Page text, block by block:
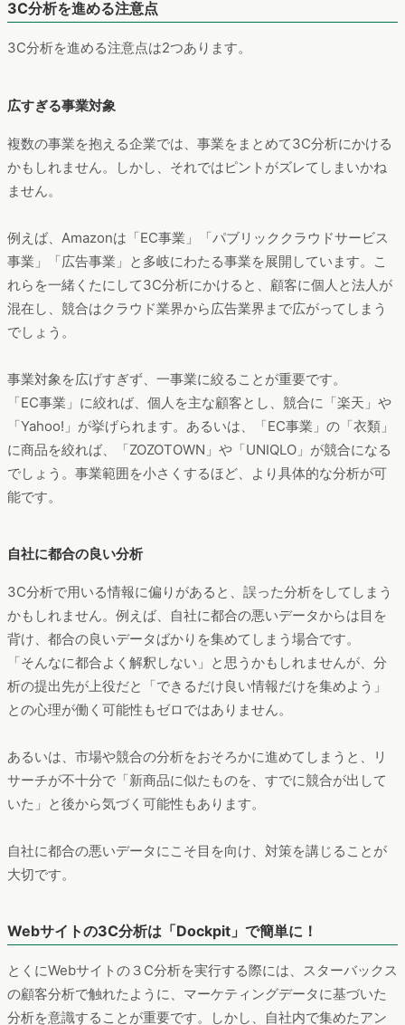
3C分析を進める注意点
3C分析を進める注意点は2つあります。
広すぎる事業対象
複数の事業を抱える企業では、事業をまとめて3C分析にかける
かもしれません。しかし、それではピントがズレてしまいかね
ません。
例えば、Amazonは「EC事業」「パブリッククラウドサービス
事業」「広告事業」と多岐にわたる事業を展開しています。こ
れらを一緒くたにして3C分析にかけると、顧客に個人と法人が
混在し、競合はクラウド業界から広告業界まで広がってしまう
でしょう。
事業対象を広げすぎず、一事業に絞ることが重要です。
「EC事業」に絞れば、個人を主な顧客とし、競合に「楽天」や
「Yahoo!」が挙げられます。あるいは、「EC事業」の「衣類」
に商品を絞れば、「ZOZOTOWN」や「UNIQLO」が競合になる
でしょう。事業範囲を小さくするほど、より具体的な分析が可
能です。
自社に都合の良い分析
3C分析で用いる情報に偏りがあると、誤った分析をしてしまう
かもしれません。例えば、自社に都合の悪いデータからは目を
背け、都合の良いデータばかりを集めてしまう場合です。
「そんなに都合よく解釈しない」と思うかもしれませんが、分
析の提出先が上役だと「できるだけ良い情報だけを集めよう」
との心理が働く可能性もゼロではありません。
あるいは、市場や競合の分析をおそろかに進めてしまうと、リ
サーチが不十分で「新商品に似たものを、すでに競合が出して
いた」と後から気づく可能性もあります。
自社に都合の悪いデータにこそ目を向け、対策を講じることが
大切です。
Webサイトの3C分析は「Dockpit」で簡単に！
とくにWebサイトの３C分析を実行する際には、スターバックス
の顧客分析で触れたように、マーケティングデータに基づいた
分析を意識することが重要です。しかし、自社内で集めたアン